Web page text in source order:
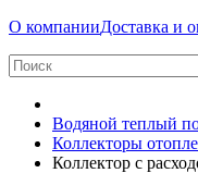
О компанииДоставка и
Водяной теплый
Коллекторы
Коллектор с